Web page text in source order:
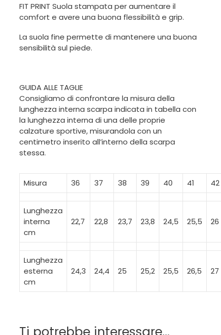
FIT PRINT Suola stampata per aumentare il
comfort e avere una buona flessibilità e grip.
La suola fine permette di mantenere una buona
sensibilità sul piede.
GUIDA ALLE TAGLIE
Consigliamo di confrontare la misura della
lunghezza interna scarpa indicata in tabella con
la lunghezza interna di una delle proprie
calzature sportive, misurandola con un
centimetro inserito all’interno della scarpa
stessa.
Misura 36 37 38 39 40 41 42
Lunghezza
interna
cm
22,7 22,8 23,7 23,8 24,5 25,5 26
Lunghezza
esterna
cm
24,3 24,4 25 25,2 25,5 26,5 27